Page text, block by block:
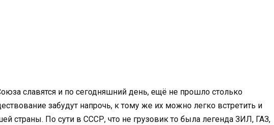
славятся и по сегодняшний день, ещё не прошло столько
забудут напрочь, к тому же их можно легко встретить и
страны. По сути в СССР, что не грузовик то была легенда ЗИЛ, ГАЗ,